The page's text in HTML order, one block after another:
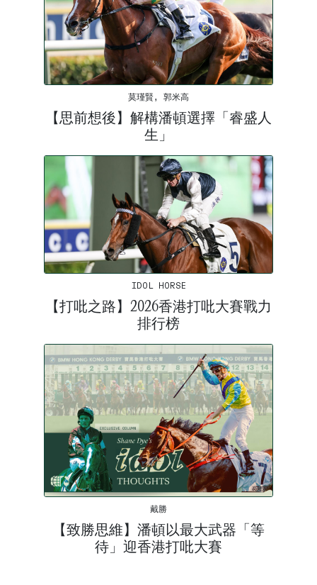
莫瑾賢, 郭米高
【思前想後】解構潘頓選擇「睿盛人
生」
IDOL HORSE
【打吡之路】2026香港打吡大賽戰力
排行榜
戴勝
【致勝思維】潘頓以最大武器「等
待」迎香港打吡大賽